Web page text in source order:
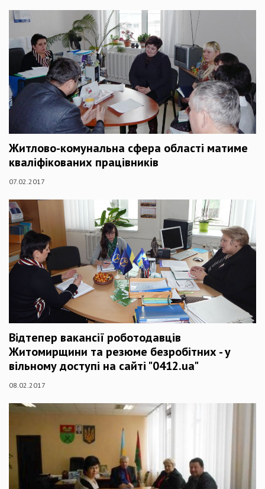
Житлово-комунальна сфера області матиме
кваліфікованих працівників
07.02.2017
Відтепер вакансії роботодавців
Житомирщини та резюме безробітних - у
вільному доступі на сайті "0412.ua"
08.02.2017